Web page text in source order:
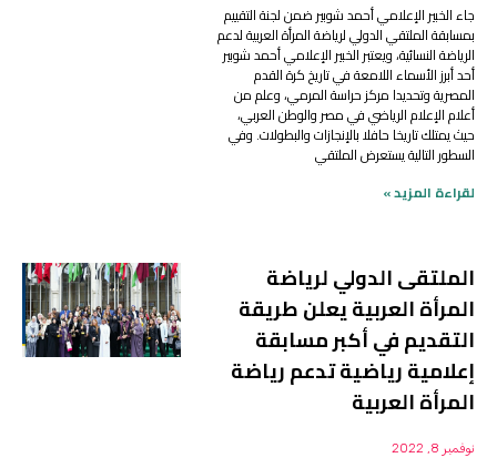
جاء الخبير الإعلامي أحمد شوبير ضمن لجنة التقييم
بمسابقة الملتقي الدولي لرياضة المرأة العربية لدعم
الرياضة النسائية، ويعتبر الخبير الإعلامي أحمد شوبير
أحد أبرز الأسماء اللامعة في تاريخ كرة القدم
المصرية وتحديدا مركز حراسة المرمي، وعلم من
أعلام الإعلام الرياضي في مصر والوطن العربي،
حيث يمتلك تاريخا حافلا بالإنجازات والبطولات. وفي
السطور التالية يستعرض الملتقي
لقراءة المزيد »
الملتقى الدولي لرياضة
المرأة العربية يعلن طريقة
التقديم في أكبر مسابقة
إعلامية رياضية تدعم رياضة
المرأة العربية
نوفمبر 8, 2022